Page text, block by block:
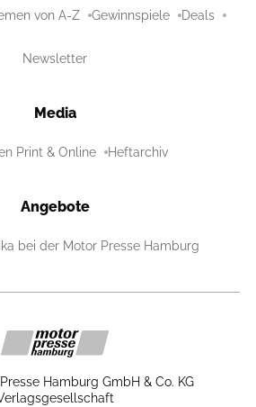
von A-Z Gewinnspiele Deals
Newsletter
Media
Print & Online Heftarchiv
Angebote
bei der Motor Presse Hamburg
Hamburg GmbH & Co. KG